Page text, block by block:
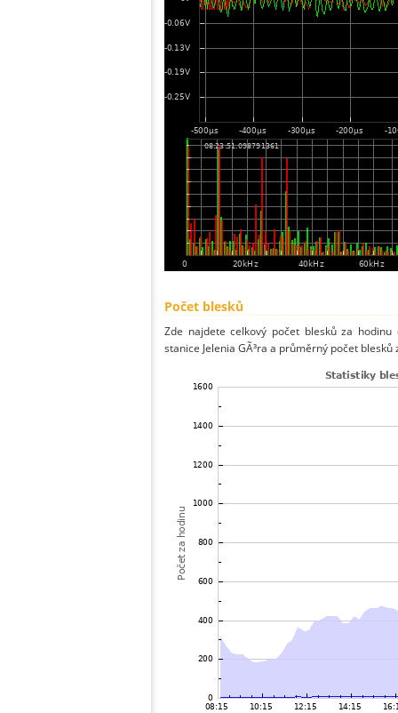
Počet blesků
Zde najdete celkový počet blesků za
stanice Jelenia GÃ³ra a průměrný počet blesků